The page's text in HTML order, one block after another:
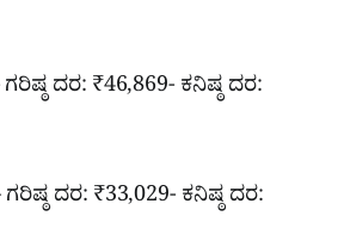
ದರ: ₹46,869- ಕನಿಷ್ಠ ದರ:
ದರ: ₹33,029- ಕನಿಷ್ಠ ದರ: